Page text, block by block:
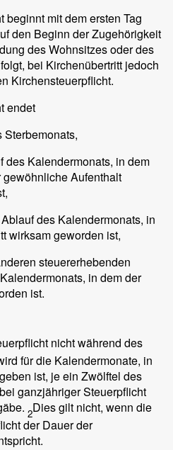
beginnt mit dem ersten Tag
den Beginn der Zugehörigkeit
des Wohnsitzes oder des
bei Kirchenübertritt jedoch
Kirchensteuerpflicht.
endet
Sterbemonats,
des Kalendermonats, in dem
Aufenthalt
des Kalendermonats, in
wirksam geworden ist,
steuererhebenden
in dem der
ist.
nicht während des
für die Kalendermonate, in
ist, je ein Zwölftel des
ganzjähriger Steuerpflicht
2Dies gilt nicht, wenn die
der Dauer der